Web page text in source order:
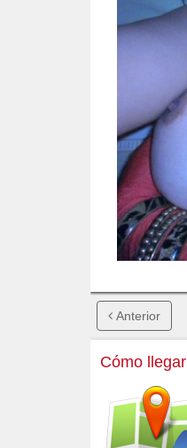
Anterior
Cómo llegar